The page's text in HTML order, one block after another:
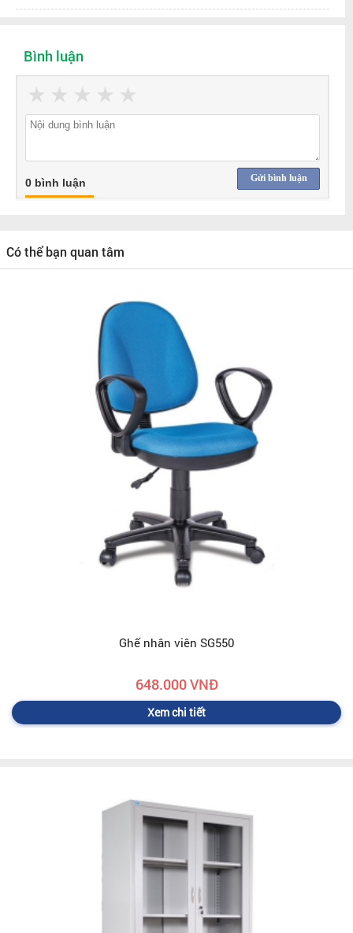
Bình luận
★
★
★
★
★
Gửi bình luận
0 bình luận
Có thể bạn quan tâm
Ghế nhân viên SG550
648.000 VNĐ
Xem chi tiết